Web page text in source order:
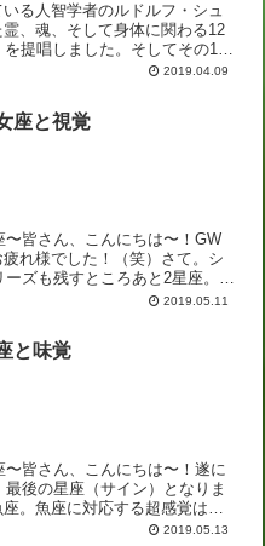
る人智学者のルドルフ・シュ
、魂、そして身体に関わる12
提唱しました。そしてその12
かれています。下位感覚...2019.04.09
座と視覚
皆さん、こんにちは〜！GW
れ様でした！（笑）さて。シ
ズも残すところあと2星座。今
対応する超感覚は「...2019.05.11
と味覚
皆さん、こんにちは〜！遂に
後の星座（サイン）となりま
。魚座に対応する超感覚は
旅の終盤。酸いも甘いも...2019.05.13